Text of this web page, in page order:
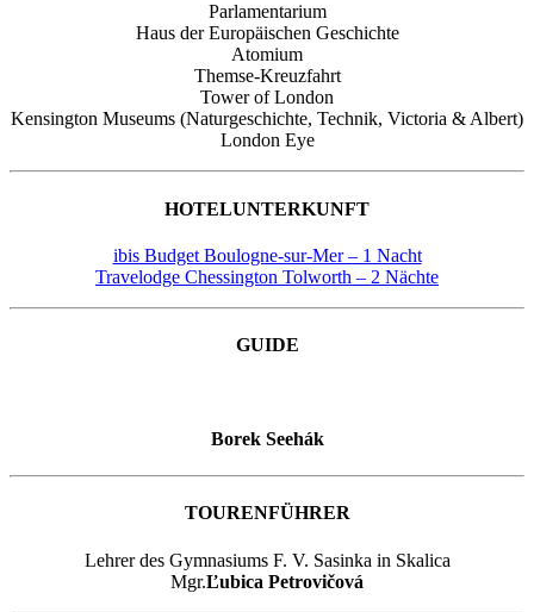
Parlamentarium
Haus der Europäischen Geschichte
Atomium
Themse-Kreuzfahrt
Tower of London
Kensington Museums (Naturgeschichte, Technik, Victoria & Albert)
London Eye
HOTELUNTERKUNFT
ibis Budget Boulogne-sur-Mer – 1 Nacht
Travelodge Chessington Tolworth – 2 Nächte
GUIDE
Borek Seehák
TOURENFÜHRER
Lehrer des Gymnasiums F. V. Sasinka in Skalica
Mgr.Ľubica Petrovičová